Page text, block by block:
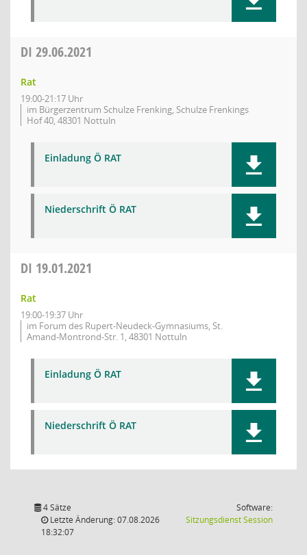
DI 29.06.2021
Rat
19:00-21:17 Uhr
im Bürgerzentrum Schulze Frenking, Schulze Frenkings
Hof 40, 48301 Nottuln
Einladung Ö RAT
Niederschrift Ö RAT
DI 19.01.2021
Rat
19:00-19:37 Uhr
im Forum des Rupert-Neudeck-Gymnasiums, St.
Amand-Montrond-Str. 1, 48301 Nottuln
Einladung Ö RAT
Niederschrift Ö RAT
4 Sätze
Letzte Änderung: 07.08.2026
18:32:07
Software:
SitzungsdienstSession(Wird in